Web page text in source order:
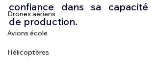
Drones aériens
Avions école
Hélicoptères
confiance dans sa capacité
de production.